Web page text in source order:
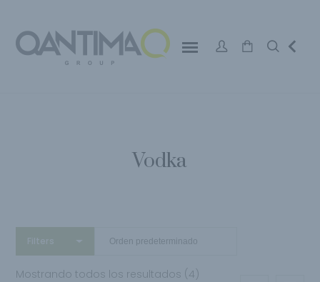
Vodka
Filters
Mostrando todos los resultados (4)